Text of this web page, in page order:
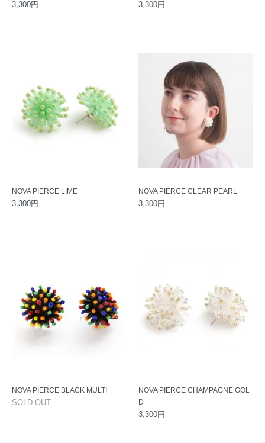
3,300円 3,300円
NOVA PIERCE LIME
3,300円
NOVA PIERCE CLEAR PEARL
3,300円
NOVA PIERCE BLACK MULTI
SOLD OUT
NOVA PIERCE CHAMPAGNE GOL
D
3,300円